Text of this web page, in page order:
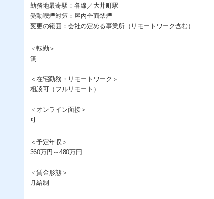
勤務地最寄駅：各線／大井町駅
受動喫煙対策：屋内全面禁煙
変更の範囲：会社の定める事業所（リモートワーク含む）
＜転勤＞
無
＜在宅勤務・リモートワーク＞
相談可（フルリモート）
＜オンライン面接＞
可
＜予定年収＞
360万円～480万円
＜賃金形態＞
月給制